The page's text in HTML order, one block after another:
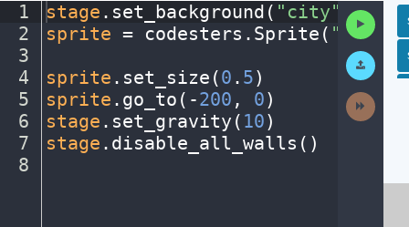
1
2
3
4
5
6
7
8
stage . set_background( "city" )¬
sprite = codesters . Sprite( "bike" )
sprite . set_size(0 . 5)
sprite . go_to( -200 , 0)
stage . set_gravity( 10)
stage . disable_all_walls()
Code
Work
Activity